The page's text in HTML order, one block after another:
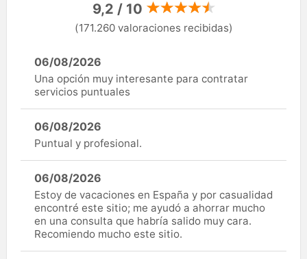
9,2 / 10
(171.260 valoraciones recibidas)
06/08/2026
Una opción muy interesante para contratar
servicios puntuales
06/08/2026
Puntual y profesional.
06/08/2026
Estoy de vacaciones en España y por casualidad
encontré este sitio; me ayudó a ahorrar mucho
en una consulta que habría salido muy cara.
Recomiendo mucho este sitio.